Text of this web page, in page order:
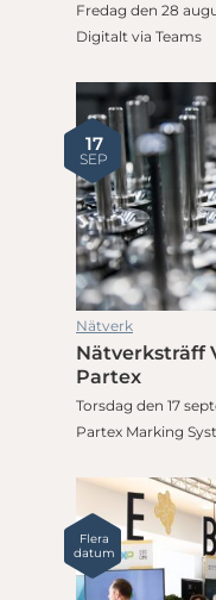
Fredag den 28
Digitalt via Teams
17
SEP
Nätverk
Nätverksträff
Partex
Torsdag den 17
Partex Marking
Flera
datum